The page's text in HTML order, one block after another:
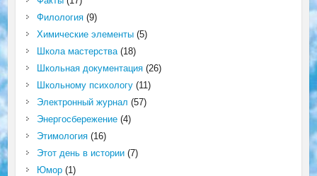
Филология(9)
Химические элементы(5)
Школа мастерства(18)
Школьная документация(26)
Школьному психологу(11)
Электронный журнал (57)
Энергосбережение(4)
Этимология(16)
Этот день в истории(7)
Юмор(1)